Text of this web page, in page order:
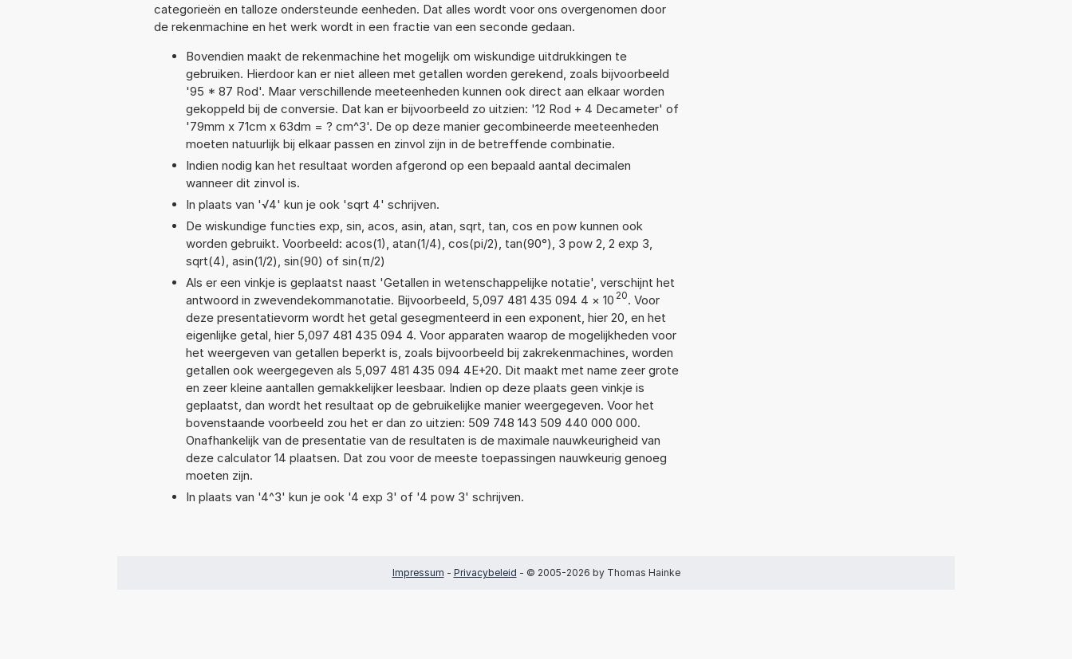
categorieën en talloze ondersteunde eenheden. Dat alles wordt voor ons overgenomen door
de rekenmachine en het werk wordt in een fractie van een seconde gedaan.
Bovendien maakt de rekenmachine het mogelijk om wiskundige uitdrukkingen te
gebruiken. Hierdoor kan er niet alleen met getallen worden gerekend, zoals bijvoorbeeld
'95 * 87 Rod'. Maar verschillende meeteenheden kunnen ook direct aan elkaar worden
gekoppeld bij de conversie. Dat kan er bijvoorbeeld zo uitzien: '12 Rod + 4 Decameter' of
'79mm x 71cm x 63dm = ? cm^3'. De op deze manier gecombineerde meeteenheden
moeten natuurlijk bij elkaar passen en zinvol zijn in de betreffende combinatie.
Indien nodig kan het resultaat worden afgerond op een bepaald aantal decimalen
wanneer dit zinvol is.
In plaats van '√4' kun je ook 'sqrt 4' schrijven.
De wiskundige functies exp, sin, acos, asin, atan, sqrt, tan, cos en pow kunnen ook
worden gebruikt. Voorbeeld: acos(1), atan(1/4), cos(pi/2), tan(90°), 3 pow 2, 2 exp 3,
sqrt(4), asin(1/2), sin(90) of sin(π/2)
Als er een vinkje is geplaatst naast 'Getallen in wetenschappelijke notatie', verschijnt het
antwoord in zwevendekommanotatie. Bijvoorbeeld, 5,097 481 435 094 4 × 10 20. Voor
deze presentatievorm wordt het getal gesegmenteerd in een exponent, hier 20, en het
eigenlijke getal, hier 5,097 481 435 094 4. Voor apparaten waarop de mogelijkheden voor
het weergeven van getallen beperkt is, zoals bijvoorbeeld bij zakrekenmachines, worden
getallen ook weergegeven als 5,097 481 435 094 4E+20. Dit maakt met name zeer grote
en zeer kleine aantallen gemakkelijker leesbaar. Indien op deze plaats geen vinkje is
geplaatst, dan wordt het resultaat op de gebruikelijke manier weergegeven. Voor het
bovenstaande voorbeeld zou het er dan zo uitzien: 509 748 143 509 440 000 000.
Onafhankelijk van de presentatie van de resultaten is de maximale nauwkeurigheid van
deze calculator 14 plaatsen. Dat zou voor de meeste toepassingen nauwkeurig genoeg
moeten zijn.
In plaats van '4^3' kun je ook '4 exp 3' of '4 pow 3' schrijven.
Impressum - Privacybeleid - © 2005-2026 by Thomas Hainke